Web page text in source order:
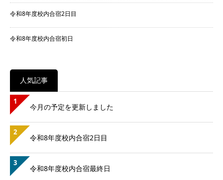
令和8年度校内合宿2日目
令和8年度校内合宿初日
人気記事
1
今月の予定を更新しました
2
令和8年度校内合宿2日目
3
令和8年度校内合宿最終日